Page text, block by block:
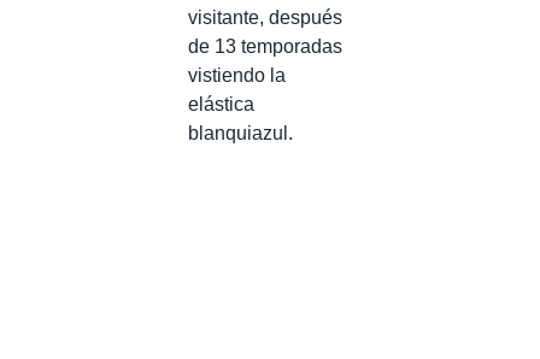
visitante, después
de 13 temporadas
vistiendo la
elástica
blanquiazul.